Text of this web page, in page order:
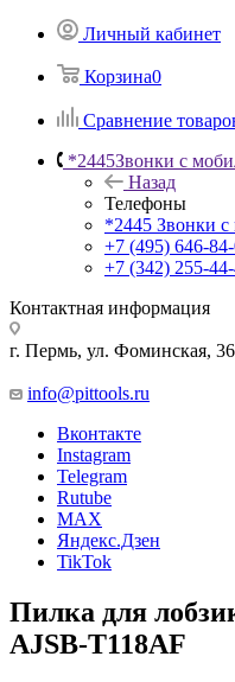
Личный кабинет
Корзина0
Сравнение
*2445Звонки с
Назад
Телефоны
*2445 Звонки с
+7 (495) 646-
+7 (342) 255-
Контактная информация
г. Пермь, ул. Фоминская, 36
info@pittools.ru
Вконтакте
Instagram
Telegram
Rutube
MAX
Яндекс.Дзен
TikTok
Пилка для
AJSB-T118AF